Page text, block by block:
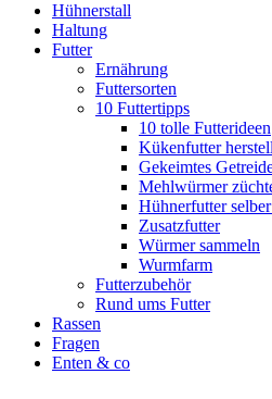
Hühnerstall
Haltung
Futter
Ernährung
Futtersorten
10 Futtertipps
10 tolle Futterideen
Kükenfutter
Gekeimtes
Mehlwürmer
Hühnerfutter
Zusatzfutter
Würmer sammeln
Wurmfarm
Futterzubehör
Rund ums Futter
Rassen
Fragen
Enten & co